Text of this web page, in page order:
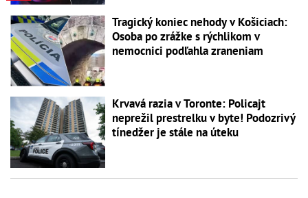
Tragický koniec nehody v Košiciach:
Osoba po zrážke s rýchlikom v
nemocnici podľahla zraneniam
Krvavá razia v Toronte: Policajt
neprežil prestrelku v byte! Podozrivý
tínedžer je stále na úteku